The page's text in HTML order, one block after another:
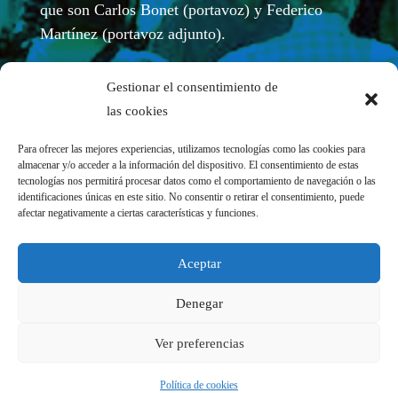
Gestionar el consentimiento de
las cookies
Para ofrecer las mejores experiencias, utilizamos tecnologías como las cookies para
almacenar y/o acceder a la información del dispositivo. El consentimiento de estas
tecnologías nos permitirá procesar datos como el comportamiento de navegación o las
identificaciones únicas en este sitio. No consentir o retirar el consentimiento, puede
afectar negativamente a ciertas características y funciones.
Aceptar
Denegar
Ver preferencias
Política de cookies
que son Carlos Bonet (portavoz) y Federico
Martínez (portavoz adjunto).
REDES SOCIALES